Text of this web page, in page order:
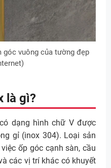
góc vuông của tường đẹp
là gì?
dạng hình chữ V được
gỉ (inox 304). Loại sản
ốp góc cạnh sàn, cầu
các vị trí khác có khuyết